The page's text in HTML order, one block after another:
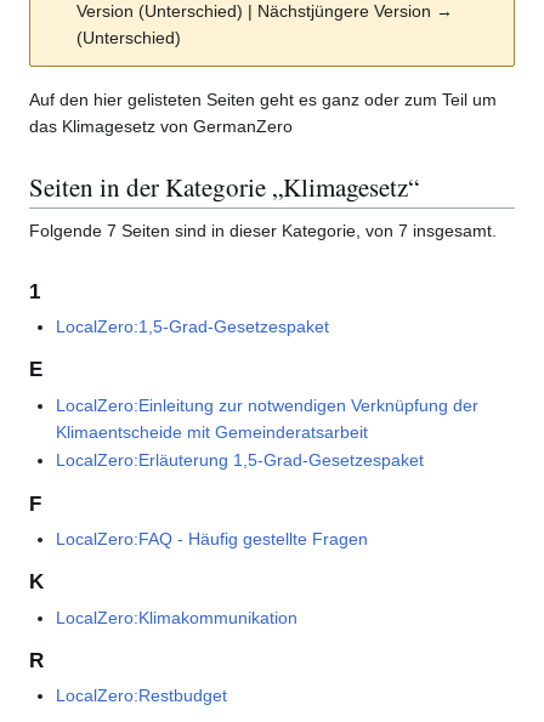
Version (Unterschied) | Nächstjüngere Version →
(Unterschied)
Auf den hier gelisteten Seiten geht es ganz oder zum Teil um
das Klimagesetz von GermanZero
Seiten in der Kategorie „Klimagesetz“
Folgende 7 Seiten sind in dieser Kategorie, von 7 insgesamt.
1
LocalZero:1,5-Grad-Gesetzespaket
E
LocalZero:Einleitung zur notwendigen Verknüpfung der
Klimaentscheide mit Gemeinderatsarbeit
LocalZero:Erläuterung 1,5-Grad-Gesetzespaket
F
LocalZero:FAQ - Häufig gestellte Fragen
K
LocalZero:Klimakommunikation
R
LocalZero:Restbudget